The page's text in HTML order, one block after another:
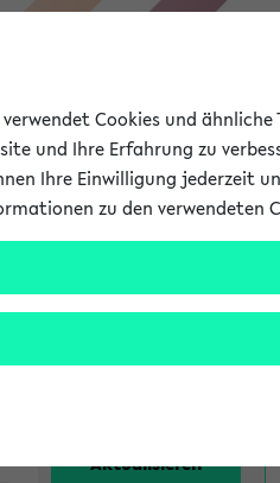
Forschung
Alle noch
verwendet Cookies und
und Ihre Erfahrung zu
Ihre Einwilligung jederzeit
zu den verwendeten